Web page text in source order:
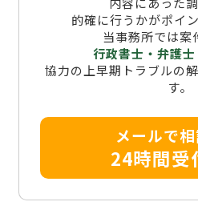
的確に行うかがポイ
当事務所では案
行政書士・弁護
協力の上早期トラブルの
す。
メールで
24時間受